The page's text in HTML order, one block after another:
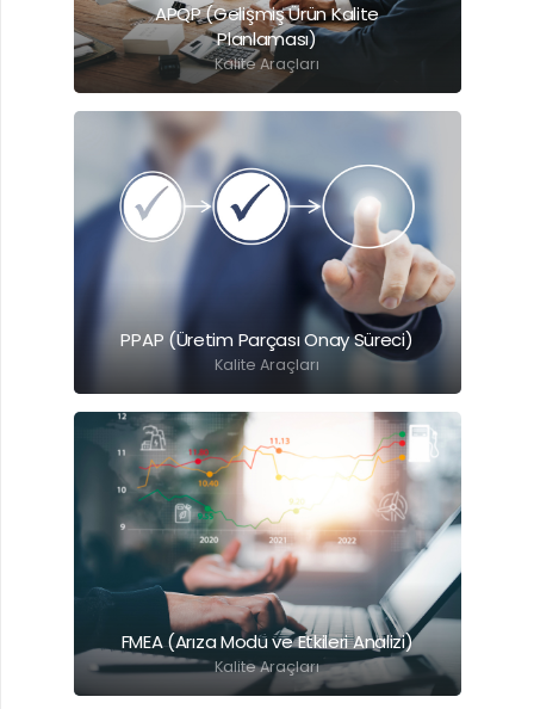
APQP (Gelişmiş Ürün Kalite
Planlaması)
Kalite Araçları
Detaylı Bilgi İçin Tıklayınız.
PPAP (Üretim Parçası Onay Süreci)
Kalite Araçları
Detaylı Bilgi İçin Tıklayınız.
FMEA (Arıza Modu ve Etkileri Analizi)
Kalite Araçları